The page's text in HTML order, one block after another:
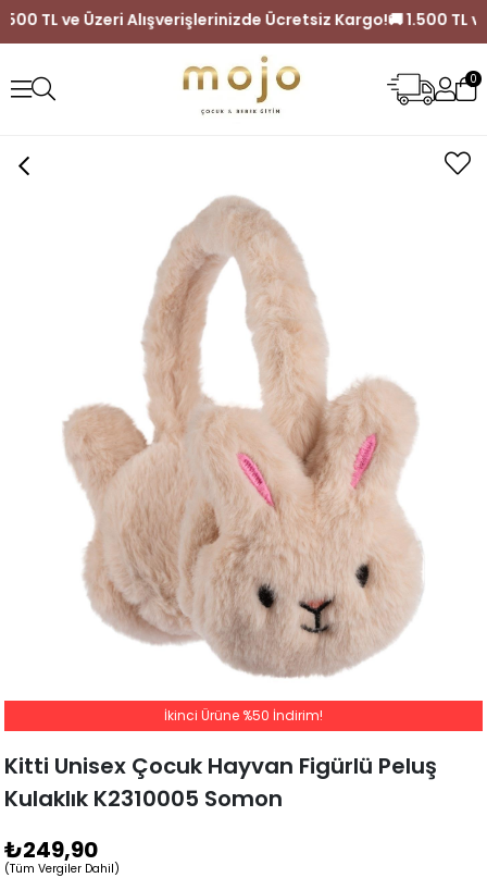
🚚 1.500 TL ve Üzeri Alışverişlerinizde Ücretsiz Kargo!🚚
0
Kitti Unisex Çocuk Hayvan Figürlü Peluş
Kulaklık K2310005 Somon
₺249,90
(Tüm Vergiler Dahil)
İkinci Ürüne %50 İndirim!